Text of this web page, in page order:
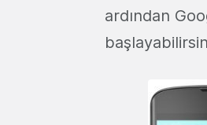
ardından